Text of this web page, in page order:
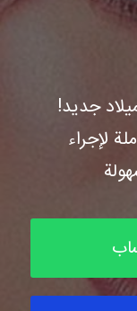
جديد!
لإجراء